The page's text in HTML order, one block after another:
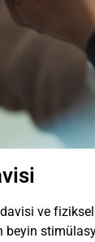
ve
beyin